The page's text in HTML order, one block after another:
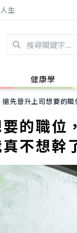
生
健康學
搶先晉升上司想要的職
的職位
不想幹